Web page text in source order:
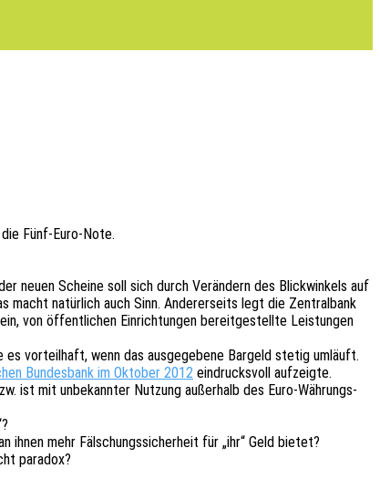
Fünf-Euro-Note.
neuen Schei­ne soll sich durch Verän­dern des Blick­win­kels auf
macht natür­lich auch Sinn. Ande­rer­seits legt die Zentral­bank
von öffent­li­chen Einrich­tun­gen bereit­ge­stell­te Leis­tun­gen
vorteil­haft, wenn das ausge­ge­be­ne Bargeld stetig umläuft.
Bundes­bank im Okto­ber 2012 eindrucks­voll aufzeig­te.
ist mit unbe­kann­ter Nutzung außer­halb des Euro-Währungs­
ihnen mehr Fälschungs­si­cher­heit für „ihr“ Geld bietet?
paradox?